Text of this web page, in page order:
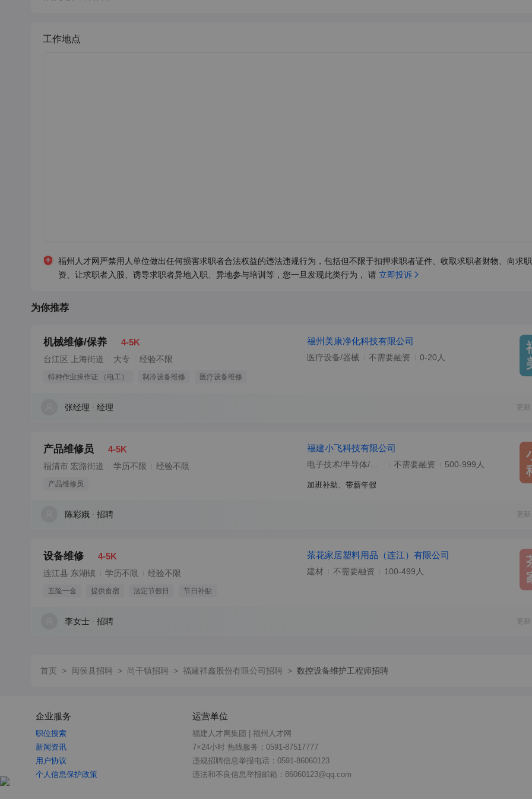
工作地点
福州人才网严禁用人单位做出任何损害求职者合法权益的违法违规行为，包括但不限于扣押求职者证件、收取求职者财物、向求
资、让求职者入股、诱导求职者异地入职、异地参与培训等，您一旦发现此类行为， 请 立即投诉
为你推荐
机械维修/保养 4-5K
台江区 上海街道 大专 经验不限
特种作业操作证 （电工） 制冷设备维修 医疗设备维修
福州美康净化科技有限公司
医疗设备/器械 不需要融资 0-20人
张经理 经理 更
产品维修员 4-5K
福清市 宏路街道 学历不限 经验不限
产品维修员
福建小飞科技有限公司
不需要融资 500-999人
加班补助、带薪年假
陈彩娥 招聘 更
设备维修 4-5K
连江县 东湖镇 学历不限 经验不限
五险一金 提供食宿 法定节假日 节日补贴
茶花家居塑料用品（连江）有限公司
建材 不需要融资 100-499人
李女士 招聘 更
首页 > 闽侯县招聘 > 尚干镇招聘 > 福建祥鑫股份有限公司招聘 > 数控设备维护工程师招聘
企业服务
职位搜索
新闻资讯
用户协议
个人信息保护政策
运营单位
福建人才网集团 | 福州人才网
7×24小时 热线服务：0591-87517777
违规招聘信息举报电话：0591-86060123
违法和不良信息举报邮箱：86060123@qq.com